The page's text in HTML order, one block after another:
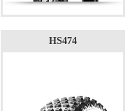
HS474